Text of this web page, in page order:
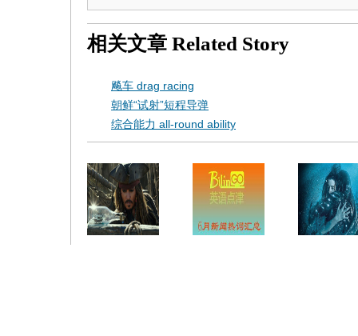
相关文章 Related Story
飚车 drag racing
朝鲜“试射”短程导弹
综合能力 all-round ability